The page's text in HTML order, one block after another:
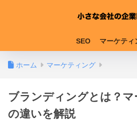
SEO マーケティ
ホーム マーケティング
ブランディングとは？
の違いを解説